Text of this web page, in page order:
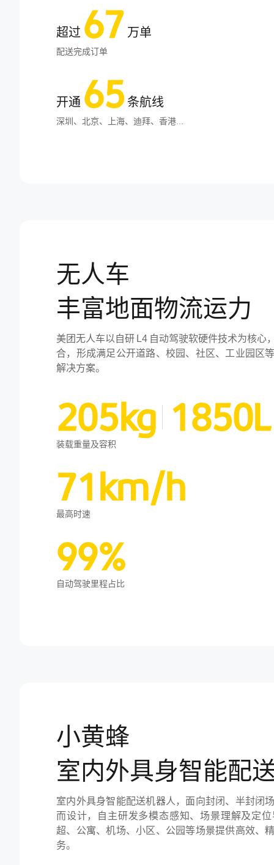
超过 67 万单
配送完成订单
开通 65 条航线
深圳、北京、上海、迪拜、香港...
无人车
丰富地面物流运力
美团无人车以自研 L4 自动驾驶软硬件技术为核心
合，形成满足公开道路、校园、社区、工业园区
解决方案。
205kg 1850L
装载重量及容积
71km/h
最高时速
99%
自动驾驶里程占比
小黄蜂
室内外具身智能配
室内外具身智能配送机器人，面向封闭、半封闭
而设计，自主研发多模态感知、场景理解及定
超、公寓、机场、小区、公园等场景提供高效、
务。